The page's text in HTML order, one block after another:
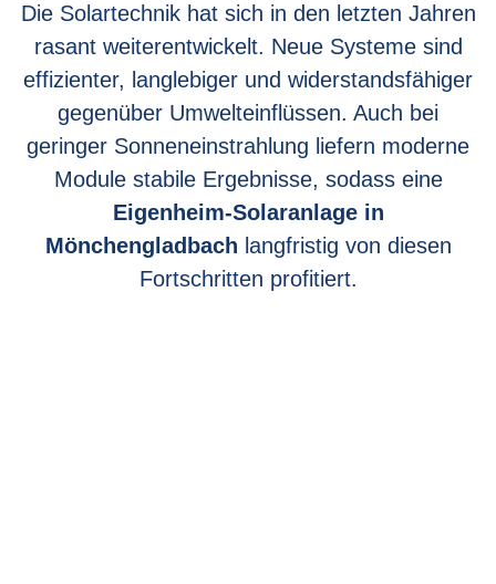
Die Solartechnik hat sich in den letzten Jahren
rasant weiterentwickelt. Neue Systeme sind
effizienter, langlebiger und widerstandsfähiger
gegenüber Umwelteinflüssen. Auch bei
geringer Sonneneinstrahlung liefern moderne
Module stabile Ergebnisse, sodass eine
Eigenheim-Solaranlage in
Mönchengladbach langfristig von diesen
Fortschritten profitiert.